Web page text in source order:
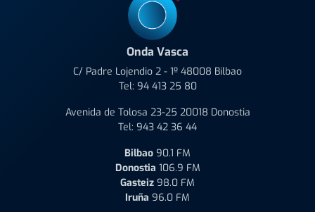
Onda Vasca
C/ Padre Lojendio 2 - 1º 48008 Bilbao
Tel: 94 413 25 80
Avenida de Tolosa 23-25 20018 Donostia
Tel: 943 42 36 44
Bilbao 90.1 FM
Donostia 106.9 FM
Gasteiz 98.0 FM
Iruña 96.0 FM